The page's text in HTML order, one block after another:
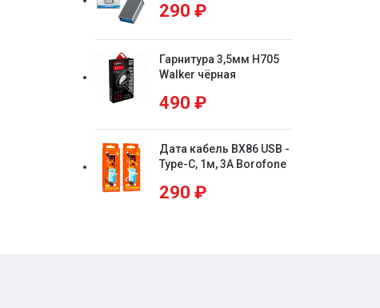
290 ₽
Гарнитура 3,5мм H705
Walker чёрная
490 ₽
Дата кабель BX86 USB -
Type-C, 1м, 3А Borofone
290 ₽